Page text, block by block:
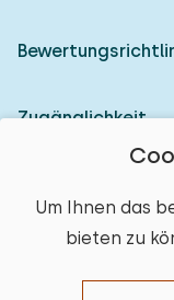
Um Ihnen das
bieten zu
Zugänglichkeit
© 2026 Heerlijke